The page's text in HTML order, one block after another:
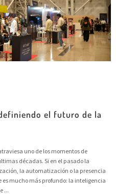
el futuro de la
uno de los momentos de
décadas. Si en el pasado la
la automatización o la presencia
es mucho más profundo: la inteligencia
...